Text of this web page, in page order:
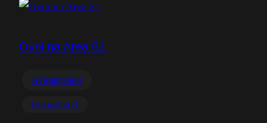
Ovni na Area 51
Avistamentos
Ovni na Area 51